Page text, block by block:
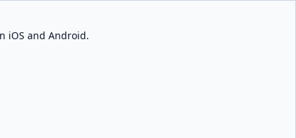
iOS and Android.